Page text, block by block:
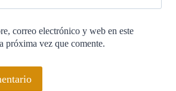
correo electrónico y web en este
próxima vez que comente.